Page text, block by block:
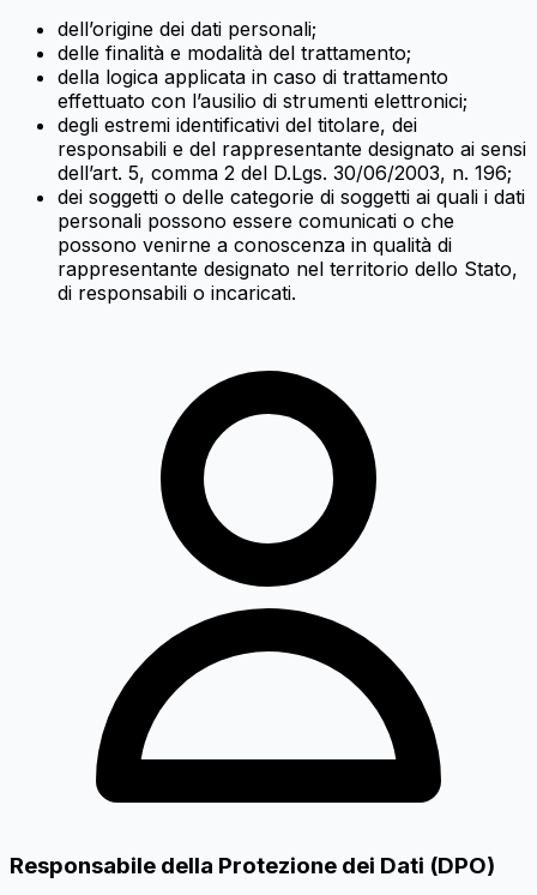
dell’origine dei dati personali;
delle finalità e modalità del trattamento;
della logica applicata in caso di trattamento
effettuato con l’ausilio di strumenti elettronici;
degli estremi identificativi del titolare, dei
responsabili e del rappresentante designato ai sensi
dell’art. 5, comma 2 del D.Lgs. 30/06/2003, n. 196;
dei soggetti o delle categorie di soggetti ai quali i dati
personali possono essere comunicati o che
possono venirne a conoscenza in qualità di
rappresentante designato nel territorio dello Stato,
di responsabili o incaricati.
Responsabile della Protezione dei Dati (DPO)